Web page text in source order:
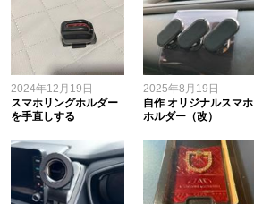
2024年12月19日
スマホリングホルダー
を手直しする
2025年8月19日
自作 オリジナルスマホ
ホルダー（改）